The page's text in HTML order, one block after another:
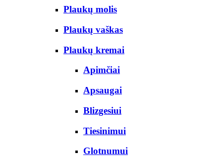
Plaukų molis
Plaukų vaškas
Plaukų kremai
Apimčiai
Apsaugai
Blizgesiui
Tiesinimui
Glotnumui